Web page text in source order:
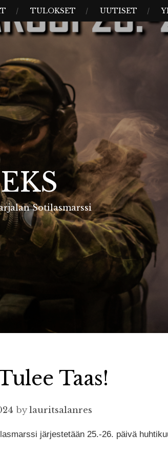
TULOKSET UUTISET
EKS
Sotilasmarssi
Taas!
bylauritsalanres
järjestetään 25.-26. päivä